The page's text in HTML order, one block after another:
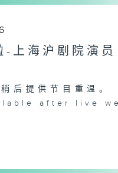
-上海沪剧院演员
稍后提供节目重温
after live